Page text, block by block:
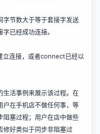
字节数大于等于套接字发送
已经成功连接。
连接，或者connect已经以
生活事例来展示该过程。在
户在手机店不做任何事，等
阻塞过程；用户在店中做些
修好类似于同步非阻塞过